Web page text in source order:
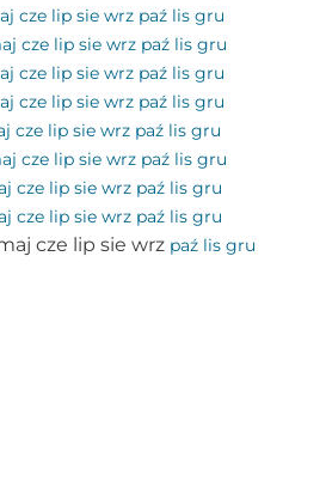
cze lip sie wrz paź lis gru
cze lip sie wrz paź lis gru
cze lip sie wrz paź lis gru
cze lip sie wrz paź lis gru
cze lip sie wrz paź lis gru
cze lip sie wrz paź lis gru
cze lip sie wrz paź lis gru
cze lip sie wrz paź lis gru
cze lip sie wrz paź lis gru